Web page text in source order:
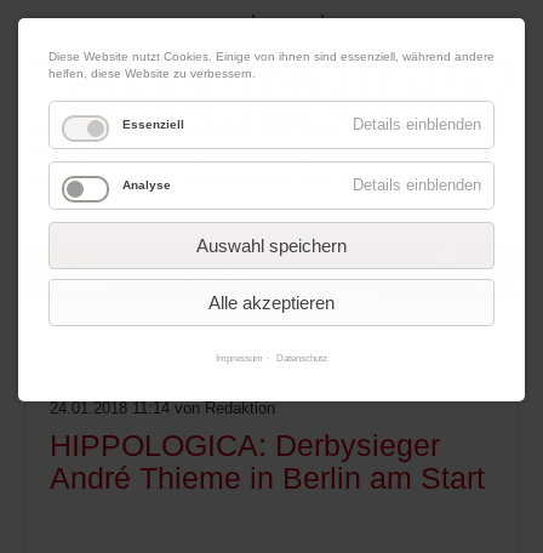
06. August 2026 Impressum|Kontakt|Datenschutz
Werbung
24.01.2018 11:14 von Redaktion
HIPPOLOGICA: Derbysieger
André Thieme in Berlin am Start
Diese Website nutzt Cookies. Einige von ihnen sind essenziell, während andere
helfen, diese Website zu verbessern.
Essenziell Details einblenden
Analyse Details einblenden
Auswahl speichern
Alle akzeptieren
Impressum Datenschutz